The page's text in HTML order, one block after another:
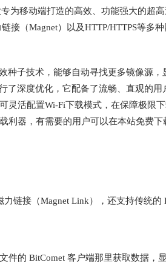
为移动端打造的高效、功能强大的超
接（Magnet）以及HTTP/HTTPS等多
种子技术，能够自动寻找更多镜像源
了深度优化，它配备了流畅、直观的
灵活配置Wi-Fi下载模式，在保障极限
利器，有需要的用户可以在本站免费下
链接（Magnet Link），还支持传统的
件的 BitComet 客户端那里获取数据，